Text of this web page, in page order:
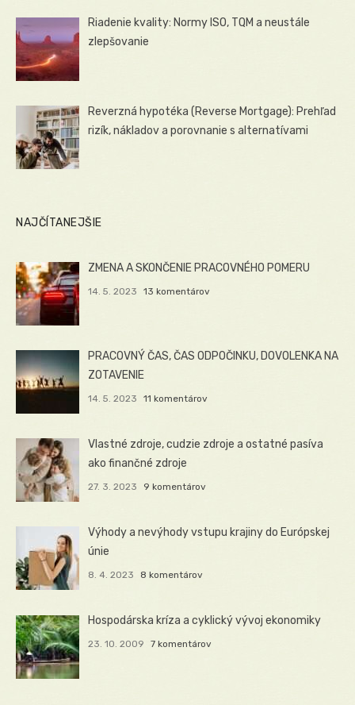
Riadenie kvality: Normy ISO, TQM a neustále
zlepšovanie
Reverzná hypotéka (Reverse Mortgage): Prehľad
rizík, nákladov a porovnanie s alternatívami
NAJČÍTANEJŠIE
ZMENA A SKONČENIE PRACOVNÉHO POMERU
14. 5. 2023 13 komentárov
PRACOVNÝ ČAS, ČAS ODPOČINKU, DOVOLENKA NA
ZOTAVENIE
14. 5. 2023 11 komentárov
Vlastné zdroje, cudzie zdroje a ostatné pasíva
ako finančné zdroje
27. 3. 2023 9 komentárov
Výhody a nevýhody vstupu krajiny do Európskej
únie
8. 4. 2023 8 komentárov
Hospodárska kríza a cyklický vývoj ekonomiky
23. 10. 2009 7 komentárov